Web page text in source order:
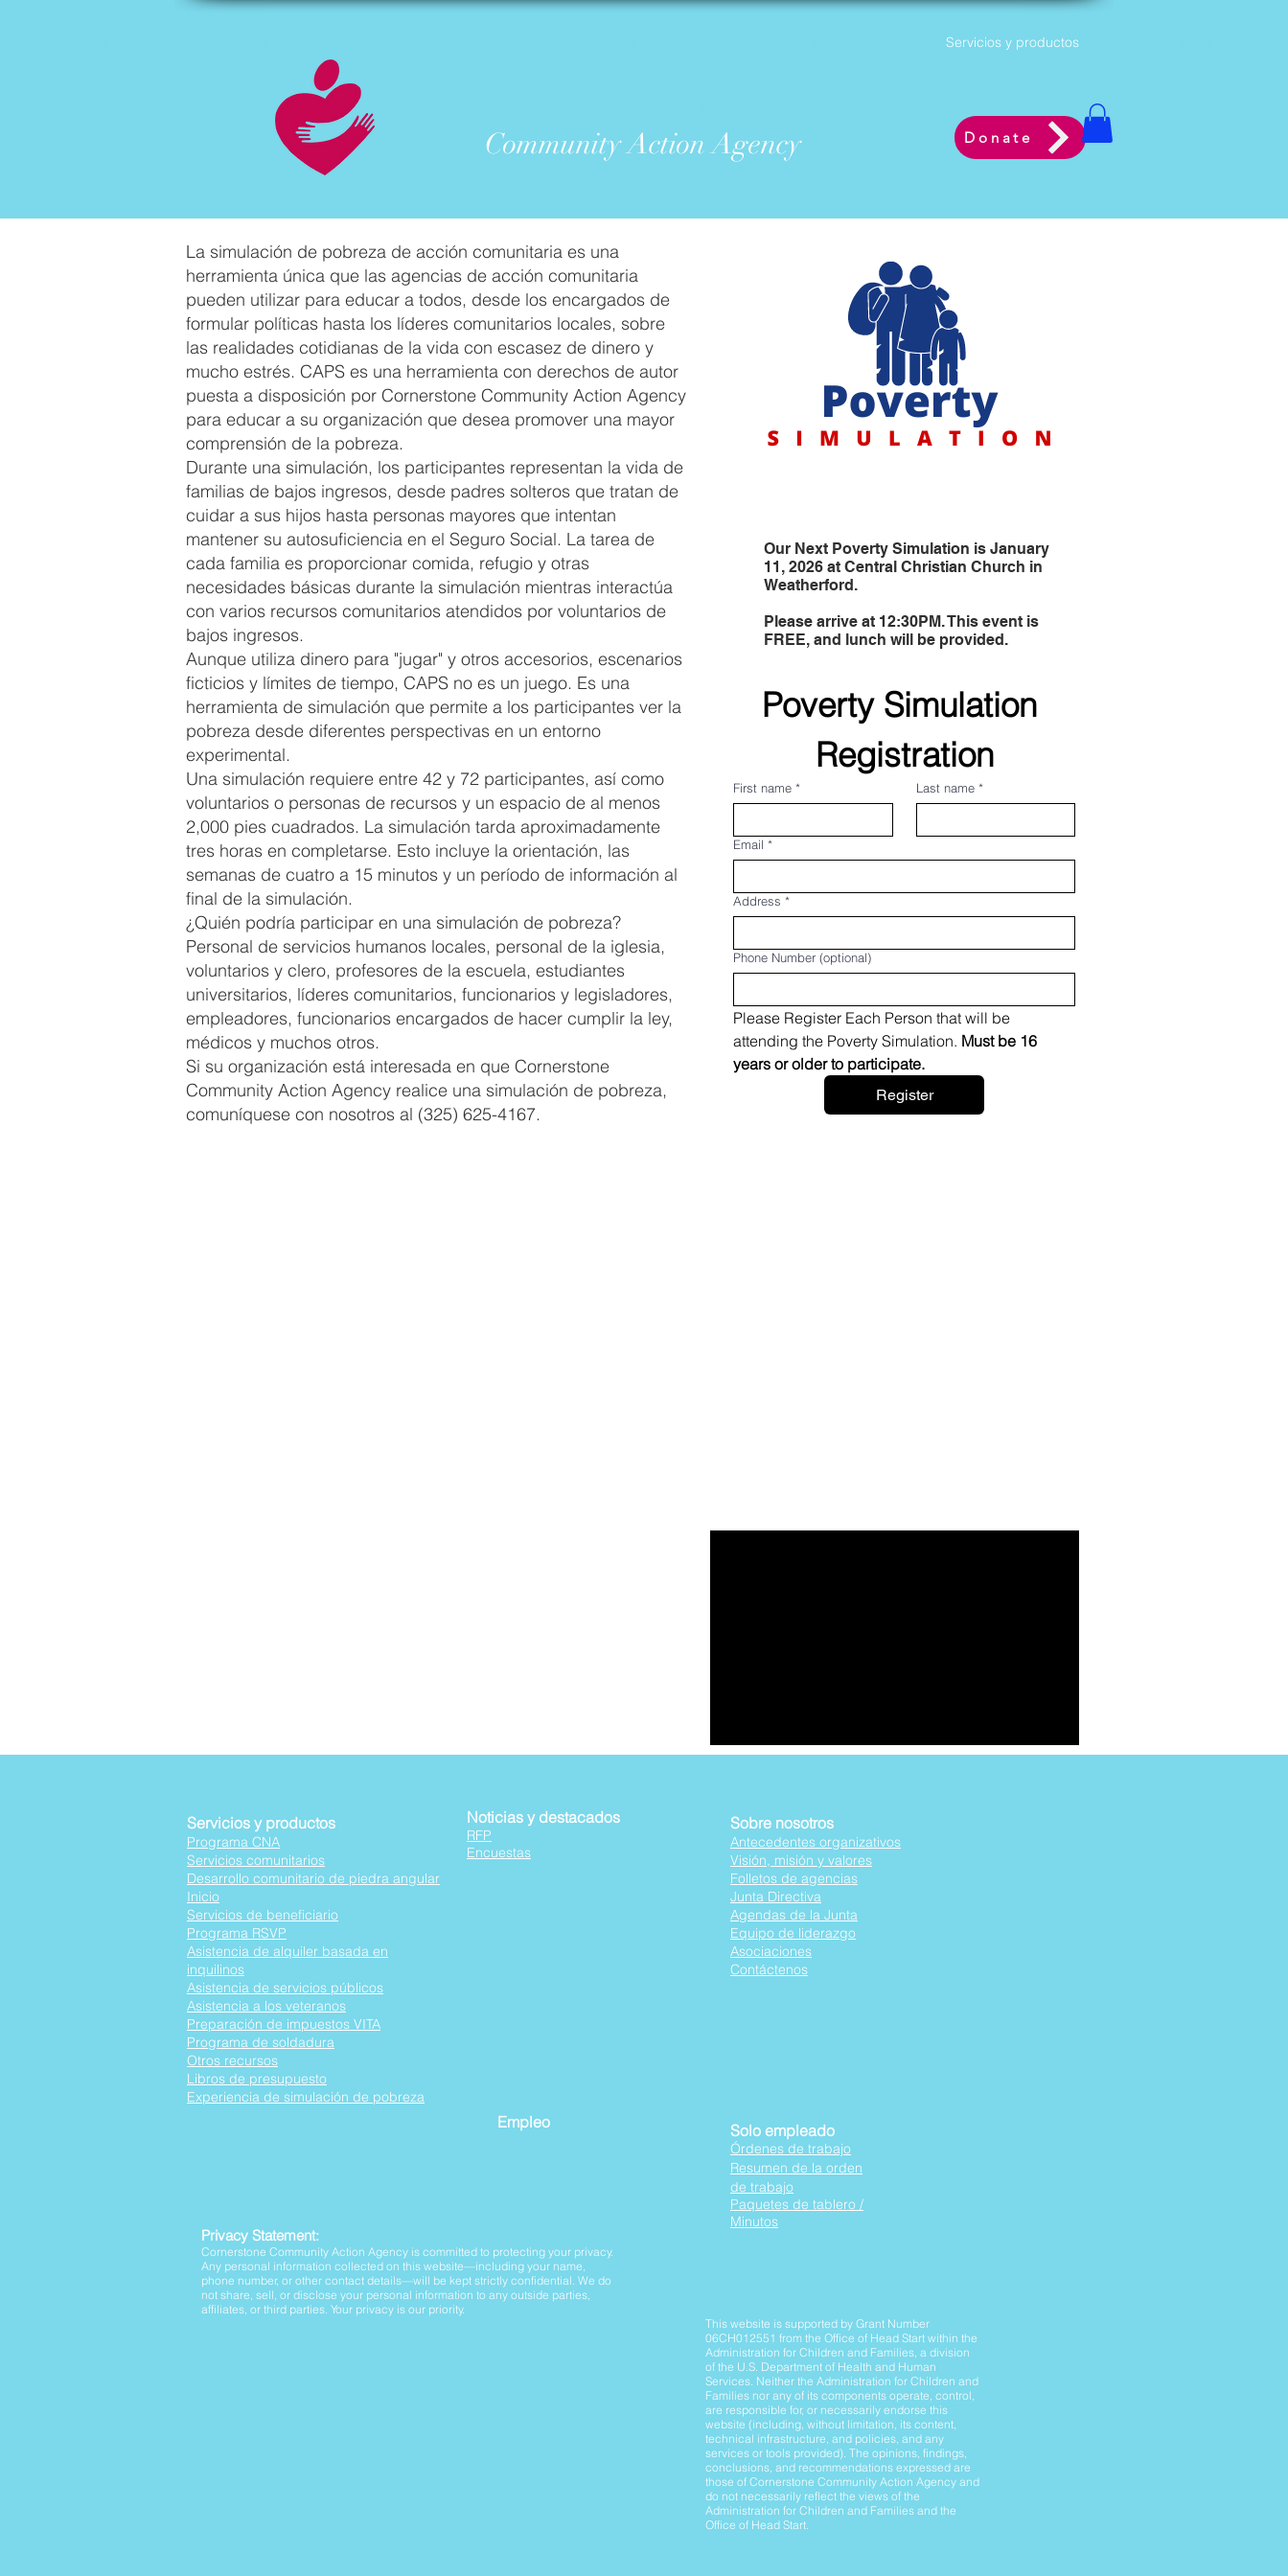
Servicios y productos
Community Action Agency Donate
La simulación de pobreza de acción comunitaria es una
herramienta única que las agencias de acción comunitaria
pueden utilizar para educar a todos, desde los encargados de
formular políticas hasta los líderes comunitarios locales, sobre
las realidades cotidianas de la vida con escasez de dinero y
mucho estrés. CAPS es una herramienta con derechos de autor
puesta a disposición por Cornerstone Community Action Agency
para educar a su organización que desea promover una mayor
comprensión de la pobreza.
Durante una simulación, los participantes representan la vida de
familias de bajos ingresos, desde padres solteros que tratan de
cuidar a sus hijos hasta personas mayores que intentan
mantener su autosuficiencia en el Seguro Social. La tarea de
cada familia es proporcionar comida, refugio y otras
necesidades básicas durante la simulación mientras interactúa
con varios recursos comunitarios atendidos por voluntarios de
bajos ingresos.
Aunque utiliza dinero para "jugar" y otros accesorios, escenarios
ficticios y límites de tiempo, CAPS no es un juego. Es una
herramienta de simulación que permite a los participantes ver la
pobreza desde diferentes perspectivas en un entorno
experimental.
Una simulación requiere entre 42 y 72 participantes, así como
voluntarios o personas de recursos y un espacio de al menos
2,000 pies cuadrados. La simulación tarda aproximadamente
tres horas en completarse. Esto incluye la orientación, las
semanas de cuatro a 15 minutos y un período de información al
final de la simulación.
¿Quién podría participar en una simulación de pobreza?
Personal de servicios humanos locales, personal de la iglesia,
voluntarios y clero, profesores de la escuela, estudiantes
universitarios, líderes comunitarios, funcionarios y legisladores,
empleadores, funcionarios encargados de hacer cumplir la ley,
médicos y muchos otros.
Si su organización está interesada en que Cornerstone
Community Action Agency realice una simulación de pobreza,
comuníquese con nosotros al (325) 625-4167.
Poverty Simulation
Registration
First name * Last name *
Email *
Address *
Phone Number (optional)
Please Register Each Person that will be
attending the Poverty Simulation. Must be 16
Register
Our Next Poverty Simulation is January
11, 2026 at Central Christian Church in
Weatherford.
Please arrive at 12:30PM. This event is
FREE, and lunch will be provided.
Servicios y productos
Programa CNA
Servicios comunitarios
Desarrollo comunitario de piedra angular
Inicio
Servicios de beneficiario
Programa RSVP
Asistencia de alquiler basada en
inquilinos
Asistencia de servicios públicos
Asistencia a los veteranos
Preparación de impuestos VITA
Programa de soldadura
Otros recursos
Libros de presupuesto
Experiencia de simulación de pobreza
Noticias y destacados
RFP
Encuestas
Sobre nosotros
Antecedentes organizativos
Visión, misión y valores
Folletos de agencias
Junta Directiva
Agendas de la Junta
Equipo de liderazgo
Asociaciones
Contáctenos
Empleo
Privacy Statement:
Cornerstone Community Action Agency is committed to protecting your privacy.
Any personal information collected on this website—including your name,
phone number, or other contact details—will be kept strictly confidential. We do
not share, sell, or disclose your personal information to any outside parties,
affiliates, or third parties. Your privacy is our priority.
Solo empleado
Órdenes de trabajo
Resumen de la orden
de trabajo
Paquetes de tablero /
Minutos
This website is supported by Grant Number
06CH012551 from the Office of Head Start within the
Administration for Children and Families, a division
of the U.S. Department of Health and Human
Services. Neither the Administration for Children and
Families nor any of its components operate, control,
are responsible for, or necessarily endorse this
website (including, without limitation, its content,
technical infrastructure, and policies, and any
services or tools provided). The opinions, findings,
conclusions, and recommendations expressed are
those of Cornerstone Community Action Agency and
do not necessarily reflect the views of the
Administration for Children and Families and the
Office of Head Start.